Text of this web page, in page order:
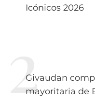
Icónicos 2026
Givaudan
mayoritaria de